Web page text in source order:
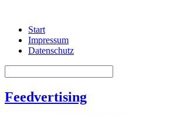
Start
Impressum
Datenschutz
Feedvertising